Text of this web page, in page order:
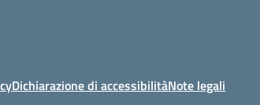
Dichiarazione di accessibilitàNote legali